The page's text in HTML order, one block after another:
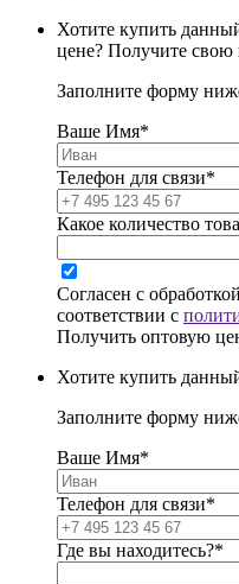
Хотите купить
цене? Получите
Заполните форму
Ваше Имя*
Телефон для связи*
Какое количество
Согласен с
соответствии с
Получить оптовую
Хотите купить
Заполните форму
Ваше Имя*
Телефон для связи*
Где вы находитесь?*